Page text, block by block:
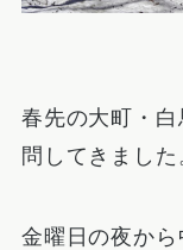
春先の大町・
問してきました
金曜日の夜か